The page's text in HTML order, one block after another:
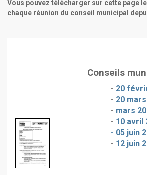
Vous pouvez télécharger sur cette page
chaque réunion du conseil municipal
Conseils
- 20
- 20
- mars
- 10 avril
- 05 juin
- 12 juin